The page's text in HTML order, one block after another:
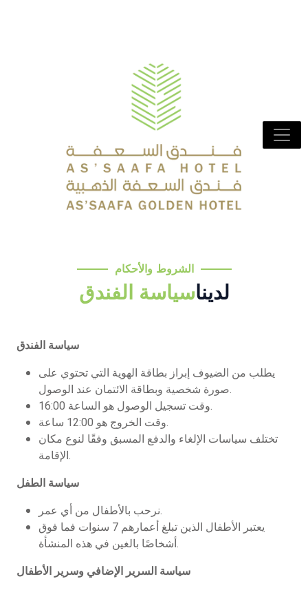
الشروط والأحكام
لديناسياسة الفندق
سياسة الفندق
يطلب من الضيوف إبراز بطاقة الهوية التي تحتوي على
صورة شخصية وبطاقة الائتمان عند الوصول.
وقت تسجيل الوصول هو الساعة 16:00.
وقت الخروج هو 12:00 ساعة.
تختلف سياسات الإلغاء والدفع المسبق وفقًا لنوع مكان
الإقامة.
سياسة الطفل
نرحب بالأطفال من أي عمر.
يعتبر الأطفال الذين تبلغ أعمارهم 7 سنوات فما فوق
أشخاصًا بالغين في هذه المنشأة.
سياسة السرير الإضافي وسرير الأطفال